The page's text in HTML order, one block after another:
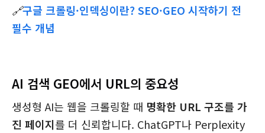
🔗구글 크롤링·인덱싱이란? SEO·GEO 시작하기 전
필수 개념
AI 검색 GEO에서 URL의 중요성
생성형 AI는 웹을 크롤링할 때 명확한 URL 구조를 가
진 페이지를 더 신뢰합니다. ChatGPT나 Perplexity